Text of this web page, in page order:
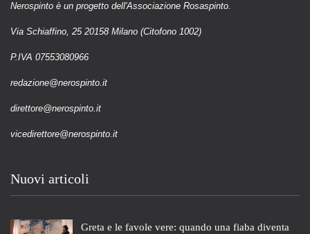
Nerospinto è un progetto dell'Associazione Rosaspinto.
Via Schiaffino, 25 20158 Milano (Citofono 1002)
P.IVA 07553080966
redazione@nerospinto.it
direttore@nerospinto.it
vicedirettore@nerospinto.it
Nuovi articoli
Greta e le favole vere: quando una fiaba diventa